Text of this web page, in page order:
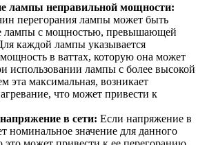
лампы неправильной мощности:
перегорания лампы может быть
лампы с мощностью, превышающей
каждой лампы указывается
в ваттах, которую она может
использовании лампы с более высокой
эта максимальная, возникает
что может привести к
в сети: Если напряжение в
номинальное значение для данного